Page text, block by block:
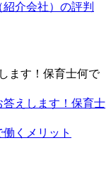
介会社）の評判
ます！保育士何で
えします！保育士
働くメリット